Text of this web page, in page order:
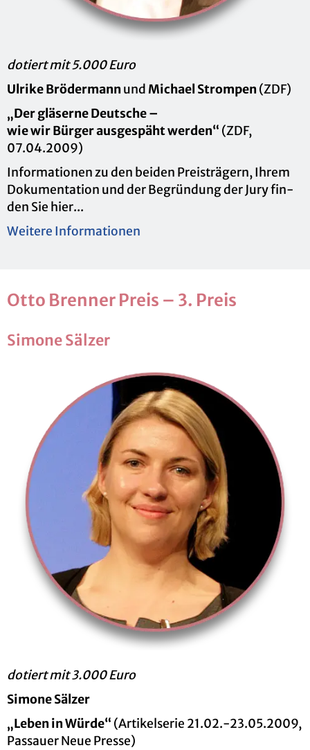
do­tiert mit 5.000 Euro
Ul­ri­ke Brö­der­mann und Mi­cha­el Strom­pen (ZDF)
„Der glä­ser­ne Deut­sche –
wie wir Bür­ger aus­ge­späht wer­den“ (ZDF,
07.04.2009)
In­for­ma­tio­nen zu den bei­den Preis­trä­gern, Ihrem
Do­ku­men­ta­ti­on und der Be­grün­dung der Jury fin­
den Sie hier...
Wei­te­re In­for­ma­tio­nen
Otto Bren­ner Preis – 3. Preis
Si­mo­ne Säl­zer
do­tiert mit 3.000 Euro
Si­mo­ne Säl­zer
„Leben in Würde“ (Ar­ti­kel­se­rie 21.02.-23.05.2009,
Pas­sau­er Neue Pres­se)